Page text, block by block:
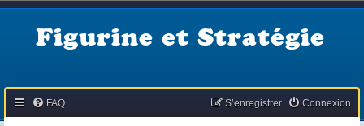
Figurine et Stratégie
FAQ Connexion
S’enregistrer